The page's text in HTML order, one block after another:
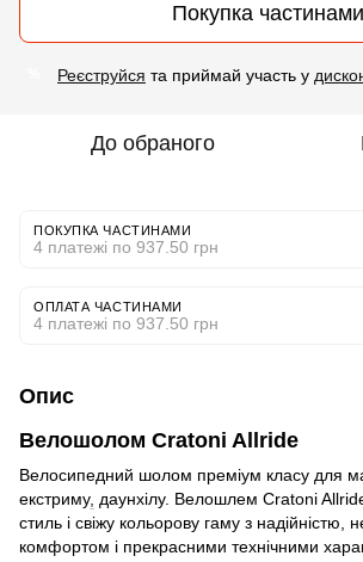
Покупка частинами
Реєструйся та приймай участь у
До обраного
ПОКУПКА ЧАСТИНАМИ
4 платежі по 937.50 грн
ОПЛАТА ЧАСТИНАМИ
4 платежі по 937.50 грн
Опис
Велошолом Cratoni Allride
Велосипедний шолом преміум класу для
екстриму, даунхілу. Велошлем Cratoni
стиль і свіжу кольорову гаму з
комфортом і прекрасними технічними